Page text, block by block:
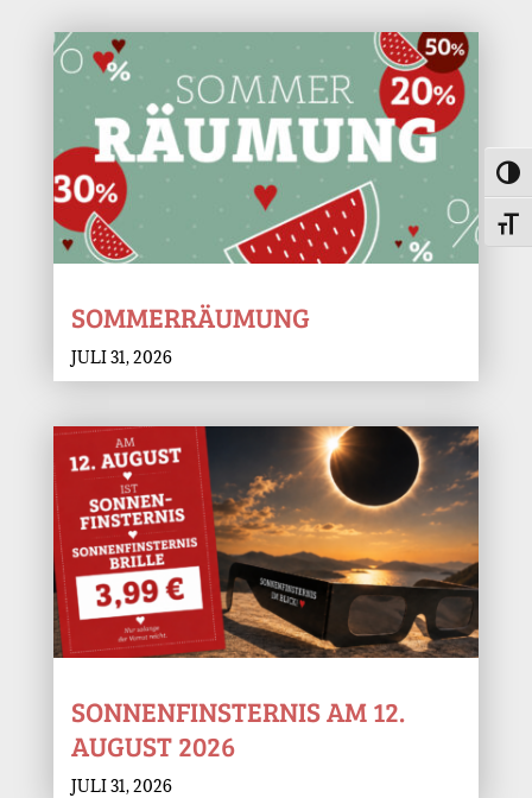
SOMMERRÄUMUNG
JULI 31, 2026
SONNENFINSTERNIS AM 12.
AUGUST 2026
JULI 31, 2026